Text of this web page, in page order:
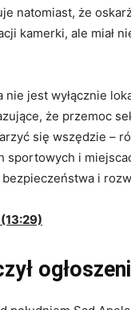
natomiast, że
kamerki, ale miał
nie jest wyłącznie
że przemoc
się wszędzie –
sportowych i
i